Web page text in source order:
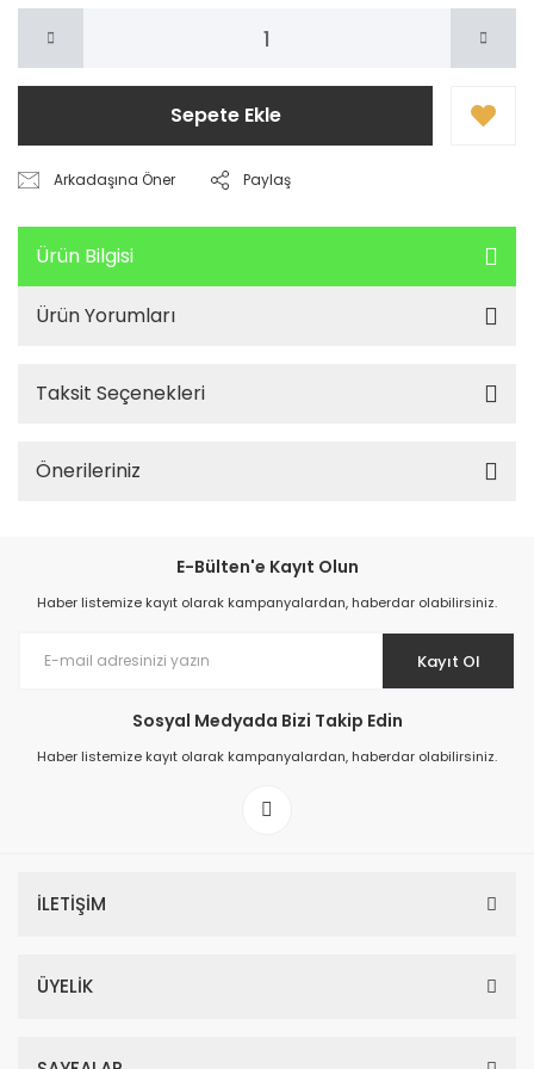
Sepete Ekle
Arkadaşına Öner Paylaş
Ürün Bilgisi
Ürün Yorumları
Taksit Seçenekleri
Önerileriniz
E-Bülten'e Kayıt Olun
Haber listemize kayıt olarak kampanyalardan, haberdar olabilirsiniz.
Kayıt Ol
Sosyal Medyada Bizi Takip Edin
Haber listemize kayıt olarak kampanyalardan, haberdar olabilirsiniz.
İLETİŞİM
ÜYELİK